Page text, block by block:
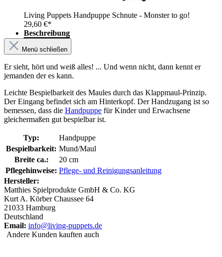
Living Puppets Handpuppe Schnute - Monster to go!
29,60 €*
Beschreibung
Menü schließen
Er sieht, hört und weiß alles! ... Und wenn nicht, dann kennt er
jemanden der es kann.
Leichte Bespielbarkeit des Maules durch das Klappmaul-Prinzip.
Der Eingang befindet sich am Hinterkopf. Der Handzugang ist so
bemessen, dass die Handpuppe für Kinder und Erwachsene
gleichermaßen gut bespielbar ist.
Typ:
Handpuppe
Bespielbarkeit: Mund/Maul
Breite ca.:
20 cm
Pflegehinweise: Pflege- und Reinigungsanleitung
Hersteller:
Matthies Spielprodukte GmbH & Co. KG
Kurt A. Körber Chaussee 64
21033 Hamburg
Deutschland
Email: info@living-puppets.de
Andere Kunden kauften auch